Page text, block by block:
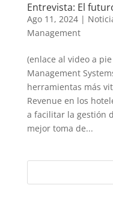
Entrevista: El
Ago 11, 2024|
Management
(enlace al video a
Management
herramientas más
Revenue en los
a facilitar la gestión
mejor toma de...